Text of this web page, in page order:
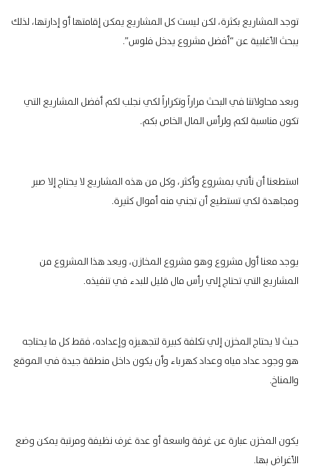
توجد المشاريع بكثرة، لكن ليست كل المشاريع يمكن إقامتها أو إدارتها، لذلك
يبحث الأغلبية عن “أفضل مشروع يدخل فلوس”.
وبعد محاولاتنا في البحث مراراً وتكراراً لكي نجلب لكم أفضل المشاريع التي
تكون مناسبة لكم ولرأس المال الخاص بكم.
استطعنا أن نأتي بمشروع وأكثر، وكل من هذه المشاريع لا يحتاج إلا صبر
ومجاهدة لكي تستطيع أن تجني منه أموال كثيرة.
يوجد معنا أول مشروع وهو مشروع المخازن، ويعد هذا المشروع من
المشاريع التي تحتاج إلي رأس مال قليل للبدء في تنفيذه.
حيث لا يحتاج المخزن إلي تكلفة كبيرة لتجهيزه وإعداده، فقط كل ما يحتاجه
هو وجود عداد مياه وعداد كهرباء وأن يكون داخل منطقة جيدة في الموقع
والمناخ.
يكون المخزن عبارة عن غرفة واسعة أو عدة غرف نظيفة ومرتبة يمكن وضع
الأغراض بها.